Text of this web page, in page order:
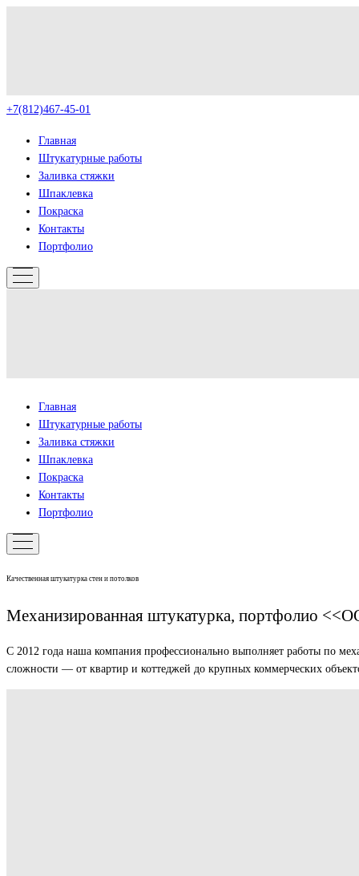
+7(812)467-45-01
Главная
Штукатурные работы
Заливка стяжки
Шпаклевка
Покраска
Контакты
Портфолио
Главная
Штукатурные работы
Заливка стяжки
Шпаклевка
Покраска
Контакты
Портфолио
Качественная штукатурка стен и потолков
Механизированная штукатурка, портфолио
С 2012 года наша компания профессионально выполняет работы по
сложности — от квартир и коттеджей до крупных коммерческих